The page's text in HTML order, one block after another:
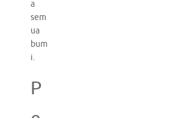
a
sem
ua
bum
i.
P